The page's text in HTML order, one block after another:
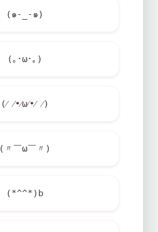
(๑-_-๑)
(｡･ω･｡)
(⁄ ⁄•⁄ω⁄•⁄ ⁄)
(〃￣ω￣〃)
(*^^*)b